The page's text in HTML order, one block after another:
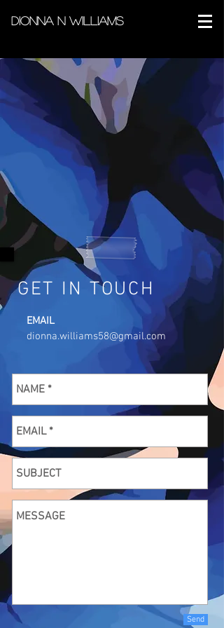
Dionna N Williams
GET IN TOUCH
EMAIL
dionna.williams58@gmail.com
Send